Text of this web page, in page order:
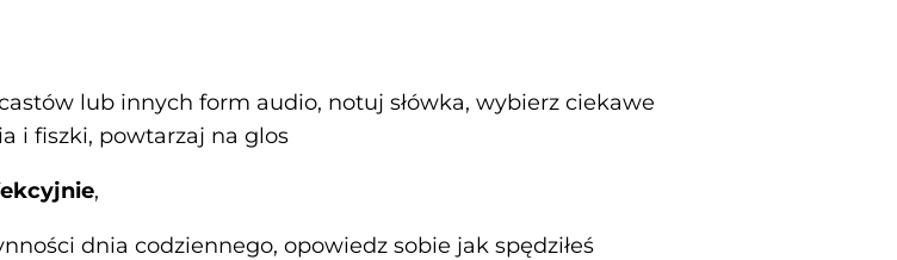
lub innych form audio, notuj słówka, wybierz ciekawe
i fiszki, powtarzaj na glos
,
dnia codziennego, opowiedz sobie jak spędziłeś